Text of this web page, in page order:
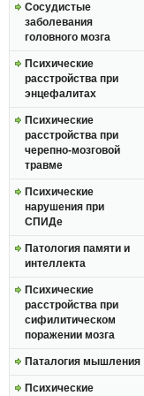
Сосудистые
заболевания
головного мозга
Психические
расстройства при
энцефалитах
Психические
расстройства при
черепно-мозговой
травме
Психические
нарушения при
СПИДе
Патология памяти и
интеллекта
Психические
расстройства при
сифилитическом
поражении мозга
Паталогия мышления
Психические